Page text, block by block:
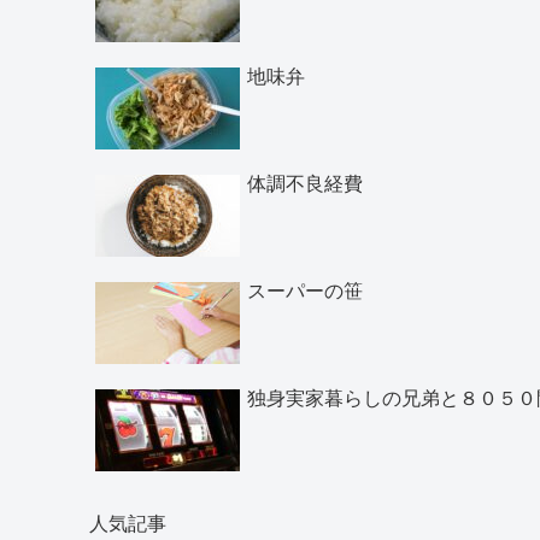
地味弁
体調不良経費
スーパーの笹
独身実家暮らしの兄弟と８０５
人気記事